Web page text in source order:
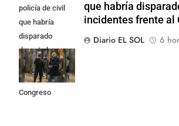
policía de civil
que habría
disparado
durante los
incidentes
frente al
Congreso
que habría
incidentes frente al
Diario EL SOL
6